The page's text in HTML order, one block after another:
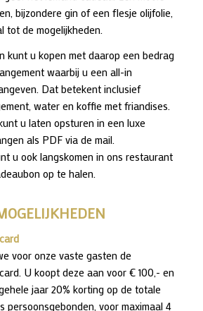
bijzondere gin of een flesje olijfolie,
tot de mogelijkheden.
kunt u kopen met daarop een bedrag
waarbij u een all-in
Dat betekent inclusief
water en koffie met friandises.
u laten opsturen in een luxe
als PDF via de mail.
u ook langskomen in ons restaurant
op te halen.
voor onze vaste gasten de
U koopt deze aan voor € 100,- en
jaar 20% korting op de totale
persoonsgebonden, voor maximaal 4